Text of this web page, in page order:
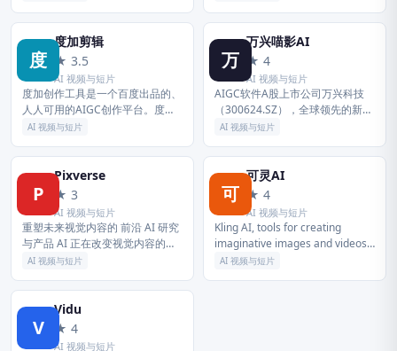
手，专业创作者也能高效出片...
在古文中这个意义还可引申表示
「迎合、符合」...
度
度加剪辑
★ 3.5
AI 视频与短片
度加创作工具是一个百度出品的、
人人可用的AIGC创作平台。度加
致力于通过AI能力降低内容生成门
度AIGC能力，引领跨时代的内...
AI 视频与短片
万
万兴喵影AI
★ 4
AI 视频与短片
AIGC软件A股上市公司万兴科技
（300624.SZ），全球领先的新生
代数字创意赋能者，致力于成为全
年软件老店。公司以「让世...
AI 视频与短片
P
Pixverse
★ 3
AI 视频与短片
重塑未来视觉内容的 前沿 AI 研究
与产品 AI 正在改变视觉内容的创
作和消费方式，PixVerse 致力于
释放无限想象力和...
AI 视频与短片
可
可灵AI
★ 4
AI 视频与短片
Kling AI, tools for creating
imaginative images and videos,
based on state-of...
AI 视频与短片
V
Vidu
★ 4
AI 视频与短片